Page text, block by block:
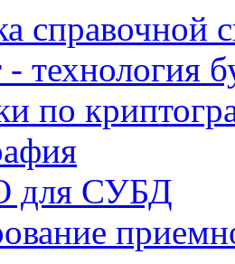
справочной
технология
по
для СУБД